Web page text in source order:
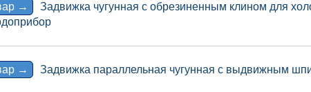
→
Задвижка чугунная с обрезиненным клином для
→
Задвижка параллельная чугунная с выдвижным